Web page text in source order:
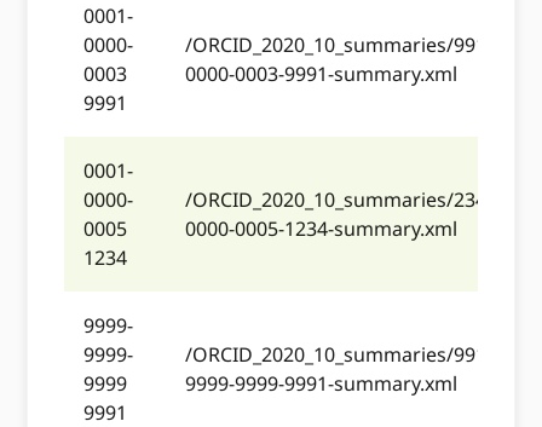
0001-
0000-
0003
9991
/ORCID_2020_10_summaries/991/
0000-0003-9991-summary.xml
0001-
0000-
0005
1234
/ORCID_2020_10_summaries/234/
0000-0005-1234-summary.xml
9999-
9999-
9999
9991
/ORCID_2020_10_summaries/991/
9999-9999-9991-summary.xml